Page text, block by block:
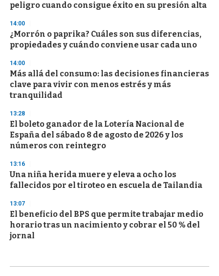
peligro cuando consigue éxito en su presión alta
14:00
¿Morrón o paprika? Cuáles son sus diferencias,
propiedades y cuándo conviene usar cada uno
14:00
Más allá del consumo: las decisiones financieras
clave para vivir con menos estrés y más
tranquilidad
13:28
El boleto ganador de la Lotería Nacional de
España del sábado 8 de agosto de 2026 y los
números con reintegro
13:16
Una niña herida muere y eleva a ocho los
fallecidos por el tiroteo en escuela de Tailandia
13:07
El beneficio del BPS que permite trabajar medio
horario tras un nacimiento y cobrar el 50 % del
jornal